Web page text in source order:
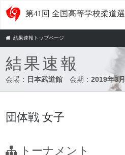
第41回 全国高等学校柔道
結果速報トップページ
結果速報
会場： 日本武道館 会期：2019年3
団体戦 女子
トーナメント